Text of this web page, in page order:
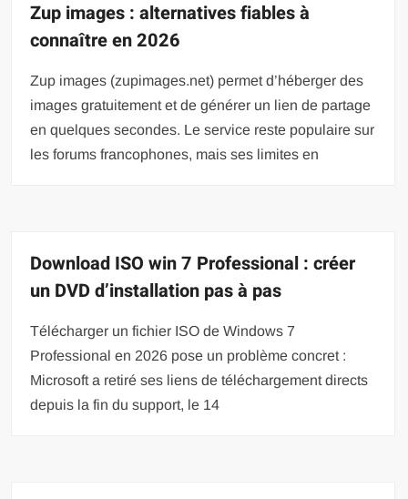
Zup images : alternatives fiables à
connaître en 2026
Zup images (zupimages.net) permet d’héberger des
images gratuitement et de générer un lien de partage
en quelques secondes. Le service reste populaire sur
les forums francophones, mais ses limites en
Download ISO win 7 Professional : créer
un DVD d’installation pas à pas
Télécharger un fichier ISO de Windows 7
Professional en 2026 pose un problème concret :
Microsoft a retiré ses liens de téléchargement directs
depuis la fin du support, le 14